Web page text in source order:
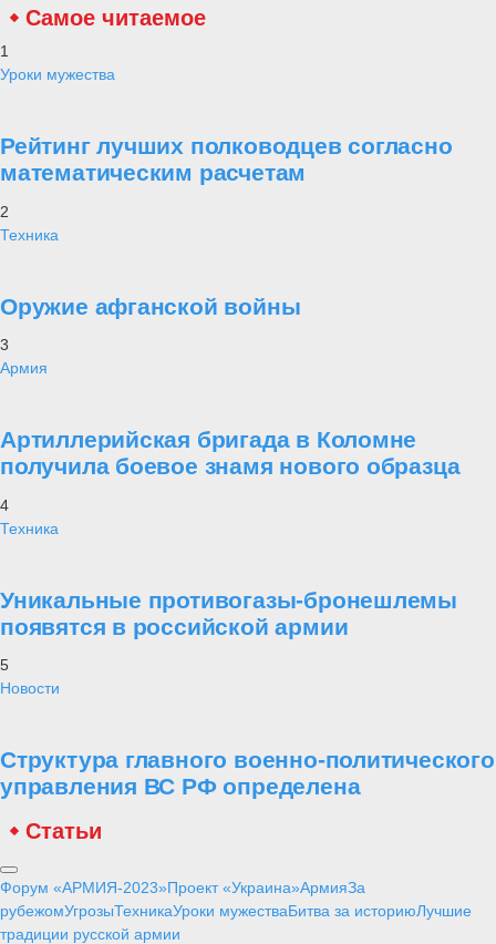
Самое читаемое
1
Уроки мужества
Рейтинг лучших полководцев согласно
математическим расчетам
2
Техника
Оружие афганской войны
3
Армия
Артиллерийская бригада в Коломне
получила боевое знамя нового образца
4
Техника
Уникальные противогазы-бронешлемы
появятся в российской армии
5
Новости
Структура главного военно-политического
управления ВС РФ определена
Статьи
Форум «АРМИЯ-2023»Проект «Украина»АрмияЗа
рубежомУгрозыТехникаУроки мужестваБитва за историюЛучшие
традиции русской армии